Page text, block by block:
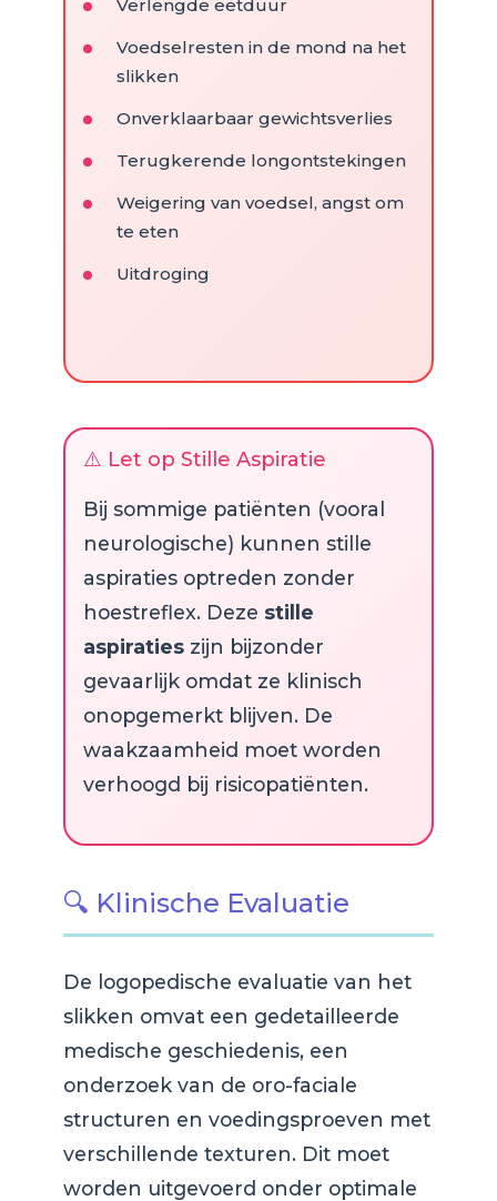
Verlengde eetduur
Voedselresten in de mond na het
slikken
Onverklaarbaar gewichtsverlies
Terugkerende longontstekingen
Weigering van voedsel, angst om
te eten
Uitdroging
⚠️ Let op Stille Aspiratie
Bij sommige patiënten (vooral
neurologische) kunnen stille
aspiraties optreden zonder
hoestreflex. Deze stille
aspiratieszijn bijzonder
gevaarlijk omdat ze klinisch
onopgemerkt blijven. De
waakzaamheid moet worden
verhoogd bij risicopatiënten.
🔍 Klinische Evaluatie
De logopedische evaluatie van het
slikken omvat een gedetailleerde
medische geschiedenis, een
onderzoek van de oro-faciale
structuren en voedingsproeven met
verschillende texturen. Dit moet
worden uitgevoerd onder optimale